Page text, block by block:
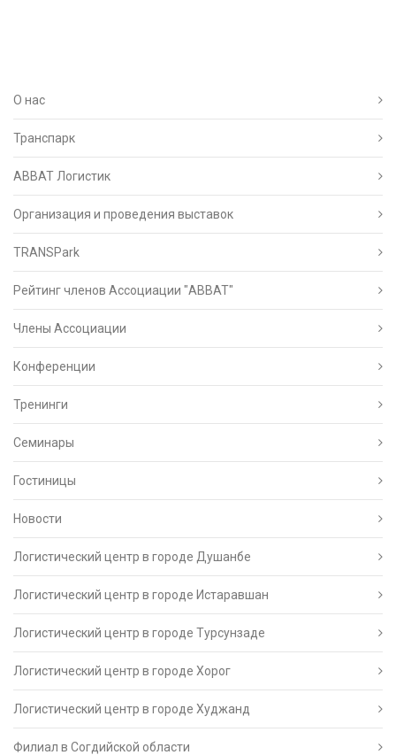
О нас
Транспарк
ABBAT Логистик
Организация и проведения выставок
TRANSPark
Рейтинг членов Ассоциации "АВВАТ"
Члены Ассоциации
Конференции
Тренинги
Семинары
Гостиницы
Новости
Логистический центр в городе Душанбе
Логистический центр в городе Истаравшан
Логистический центр в городе Турсунзаде
Логистический центр в городе Хорог
Логистический центр в городе Худжанд
Филиал в Согдийской области